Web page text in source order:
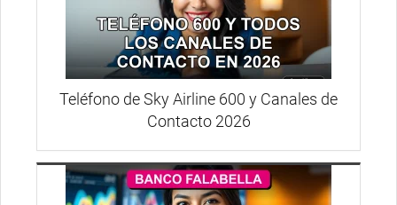
Teléfono de Sky Airline 600 y Canales de
Contacto 2026